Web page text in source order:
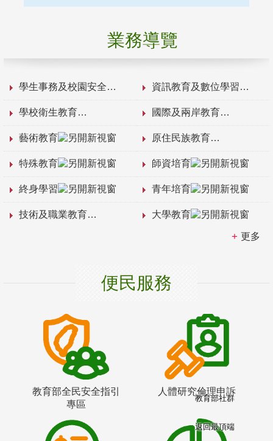
業務導覽
學生事務及校園安全 資訊教育及數位學習
學校衛生教育 國際及兩岸教育
藝術教育 原住民族教育
特殊教育 師資培育
終身學習 青年培育
技術及職業教育 大學教育
更多
便民服務
教育部全民安全指引
專區
人體研究倫理申訴
教育部社群
返回最頂端